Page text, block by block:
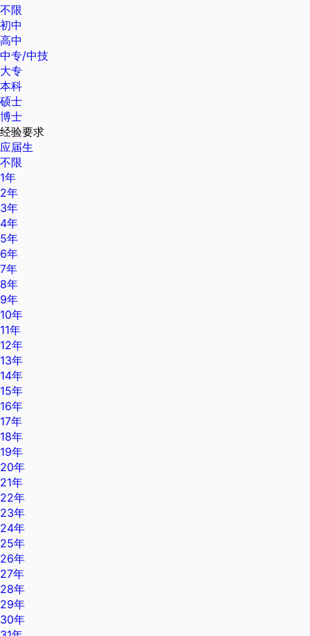
不限
初中
高中
中专/中技
大专
本科
硕士
博士
经验要求
应届生
不限
1年
2年
3年
4年
5年
6年
7年
8年
9年
10年
11年
12年
13年
14年
15年
16年
17年
18年
19年
20年
21年
22年
23年
24年
25年
26年
27年
28年
29年
30年